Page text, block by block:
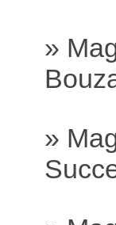
»
»